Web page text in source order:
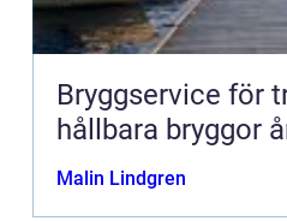
Bryggservice för
hållbara bryggor
Malin Lindgren